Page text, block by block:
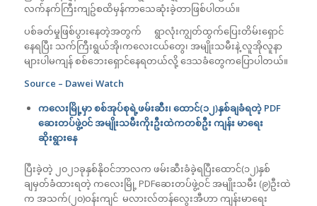
လက်နက်ကြီးကျဥ်စထိမှန်ကာသေဆုံးခဲ့တာဖြစ်ပါတယ်။
ပစ်ခတ်မှုဖြစ်ပွားနေတဲ့အတွက် ရွာလုံးကျွတ်ထွက်ပြေးတိမ်းရှောင်
နေရပြီး သက်ကြီးရွယ်အို၊ကလေးငယ်တွေ၊ အမျိုးသမီးနဲ့ လူအိုလူနာ
များပါမကျန် စစ်ဘေးရှောင်နေရတယ်လို့ ဒေသခံတွေကပြောပါတယ်။
Source – Dawei Watch
ကလေးမြို့မှာ စစ်အုပ်စုရဲ့ဖမ်းဆီး၊ ထောင်(၁၂)နှစ်ချခံရတဲ့ PDF
ဆေးတပ်ဖွဲ့၀င် အမျိုးသမီးကိုးဦးထဲကတစ်ဦး ကျန်း မာရေး
ဆိုးရွားနေ
ပြီးခဲ့တဲ့ ၂၀၂၁ခုနှစ်နိုဝင်ဘာလက ဖမ်းဆီးခံခဲ့ရပြီးထောင်(၁၂)နှစ်
ချမှတ်ခံထားရတဲ့ ကလေးမြို့ PDFဆေးတပ်ဖွဲ့ဝင် အမျိုးသမီး (၉)ဦးထဲ
က အသက်(၂၀)ဝန်းကျင် မလားလ်တန်လွေးအီဟာ ကျန်းမာရေး